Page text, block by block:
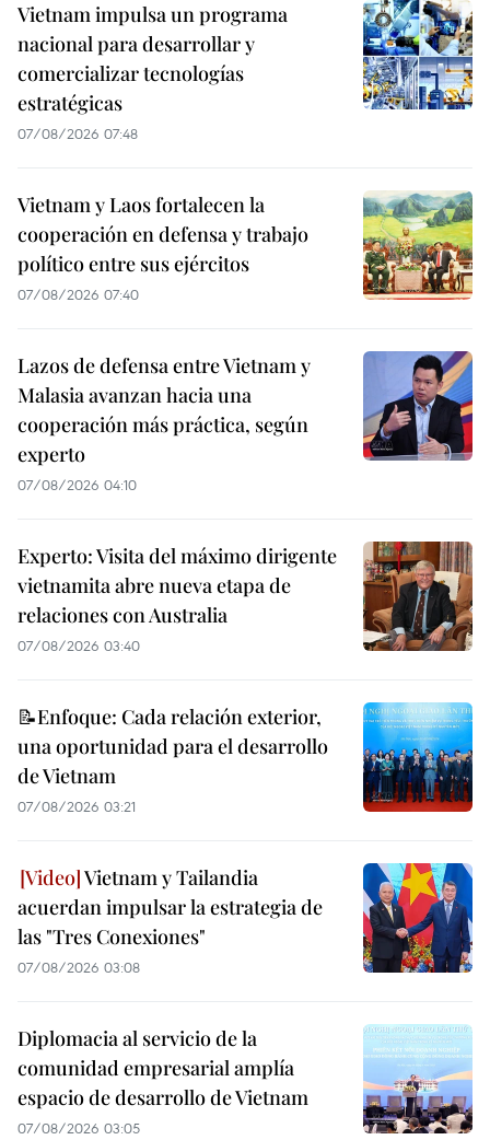
Vietnam impulsa un programa
nacional para desarrollar y
comercializar tecnologías
estratégicas
07/08/2026 07:48
Vietnam y Laos fortalecen la
cooperación en defensa y trabajo
político entre sus ejércitos
07/08/2026 07:40
Lazos de defensa entre Vietnam y
Malasia avanzan hacia una
cooperación más práctica, según
experto
07/08/2026 04:10
Experto: Visita del máximo dirigente
vietnamita abre nueva etapa de
relaciones con Australia
07/08/2026 03:40
📝Enfoque: Cada relación exterior,
una oportunidad para el desarrollo
de Vietnam
07/08/2026 03:21
Vietnam y Tailandia
acuerdan impulsar la estrategia de
las "Tres Conexiones"
07/08/2026 03:08
Diplomacia al servicio de la
comunidad empresarial amplía
espacio de desarrollo de Vietnam
07/08/2026 03:05